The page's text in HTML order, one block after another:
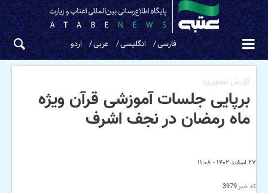
فارسی انگلیسی عربی اردو
۲۷ اسفند ۱۴۰۲ - ۱۱:۰۸
کد خبر3979
گزارش تصویری:
برپایی جلسات آموزشی قرآن ویژه
ماه رمضان در نجف اشرف